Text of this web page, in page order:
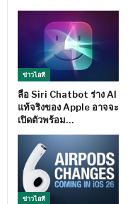
ข่าวไอที
ลือ Siri Chatbot ร่าง AI
แท้จริงของ Apple อาจจะ
เปิดตัวพร้อม…
ข่าวไอที